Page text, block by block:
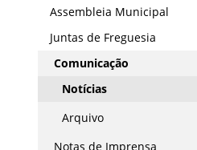
Assembleia Municipal
Juntas de Freguesia
Comunicação
Notícias
Arquivo
Notas de Imprensa